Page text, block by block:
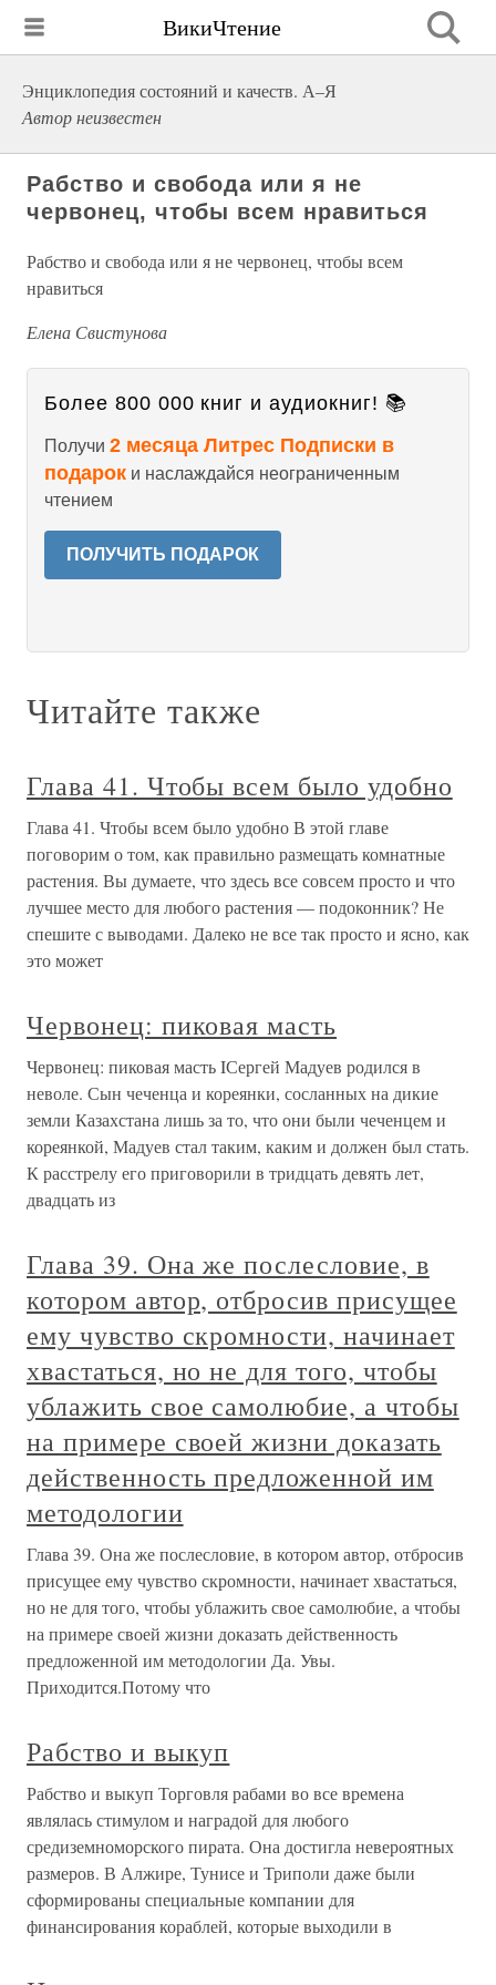
ВикиЧтение
Энциклопедия состояний и качеств. А–Я
Автор неизвестен
Рабство и свобода или я не
червонец, чтобы всем нравиться
Рабство и свобода или я не червонец, чтобы всем
нравиться
Елена Свистунова
Более 800 000 книг и аудиокниг! 📚
Получи 2 месяца Литрес Подписки в
подарок и наслаждайся неограниченным
чтением
ПОЛУЧИТЬ ПОДАРОК
Читайте также
Глава 41. Чтобы всем было удобно
Глава 41. Чтобы всем было удобно В этой главе
поговорим о том, как правильно размещать комнатные
растения. Вы думаете, что здесь все совсем просто и что
лучшее место для любого растения — подоконник? Не
спешите с выводами. Далеко не все так просто и ясно, как
это может
Червонец: пиковая масть
Червонец: пиковая масть IСергей Мадуев родился в
неволе. Сын чеченца и кореянки, сосланных на дикие
земли Казахстана лишь за то, что они были чеченцем и
кореянкой, Мадуев стал таким, каким и должен был стать.
К расстрелу его приговорили в тридцать девять лет,
двадцать из
Глава 39. Она же послесловие, в
котором автор, отбросив присущее
ему чувство скромности, начинает
хвастаться, но не для того, чтобы
ублажить свое самолюбие, а чтобы
на примере своей жизни доказать
действенность предложенной им
методологии
Глава 39. Она же послесловие, в котором автор, отбросив
присущее ему чувство скромности, начинает хвастаться,
но не для того, чтобы ублажить свое самолюбие, а чтобы
на примере своей жизни доказать действенность
предложенной им методологии Да. Увы.
Приходится.Потому что
Рабство и выкуп
Рабство и выкуп Торговля рабами во все времена
являлась стимулом и наградой для любого
средиземноморского пирата. Она достигла невероятных
размеров. В Алжире, Тунисе и Триполи даже были
сформированы специальные компании для
финансирования кораблей, которые выходили в